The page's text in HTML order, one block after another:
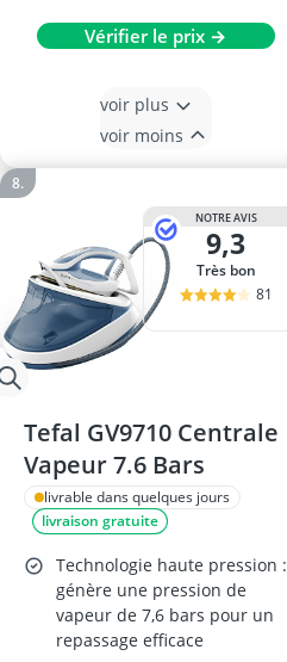
Vérifier le prix →
voir plus
voir moins
NOTRE AVIS
9,3
Très bon
81
Tefal GV9710 Centrale
Vapeur 7.6 Bars
livrable dans quelques jours
livraison gratuite
Technologie haute pression :
génère une pression de
vapeur de 7,6 bars pour un
repassage efficace